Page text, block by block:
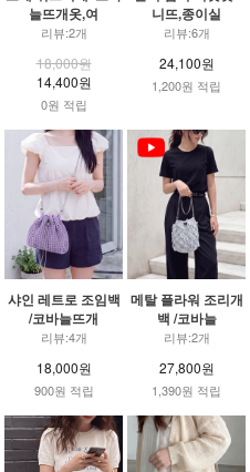
늘뜨개옷,여
리뷰:2개
18,000원
14,400원
0원 적립
니뜨,종이실
리뷰:6개
24,100원
1,200원 적립
샤인 레트로 조임백
/코바늘뜨개
리뷰:4개
18,000원
900원 적립
메탈 플라워 조리개
백 /코바늘
리뷰:2개
27,800원
1,390원 적립